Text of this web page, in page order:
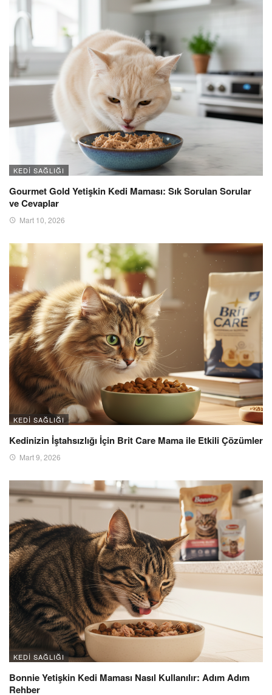
KEDI SAĞLIĞI
Gourmet Gold Yetişkin Kedi Maması: Sık Sorulan Sorular
ve Cevaplar
Mart 10, 2026
KEDI SAĞLIĞI
Kedinizin İştahsızlığı İçin Brit Care Mama ile Etkili Çözümler
Mart 9, 2026
KEDI SAĞLIĞI
Bonnie Yetişkin Kedi Maması Nasıl Kullanılır: Adım Adım
Rehber